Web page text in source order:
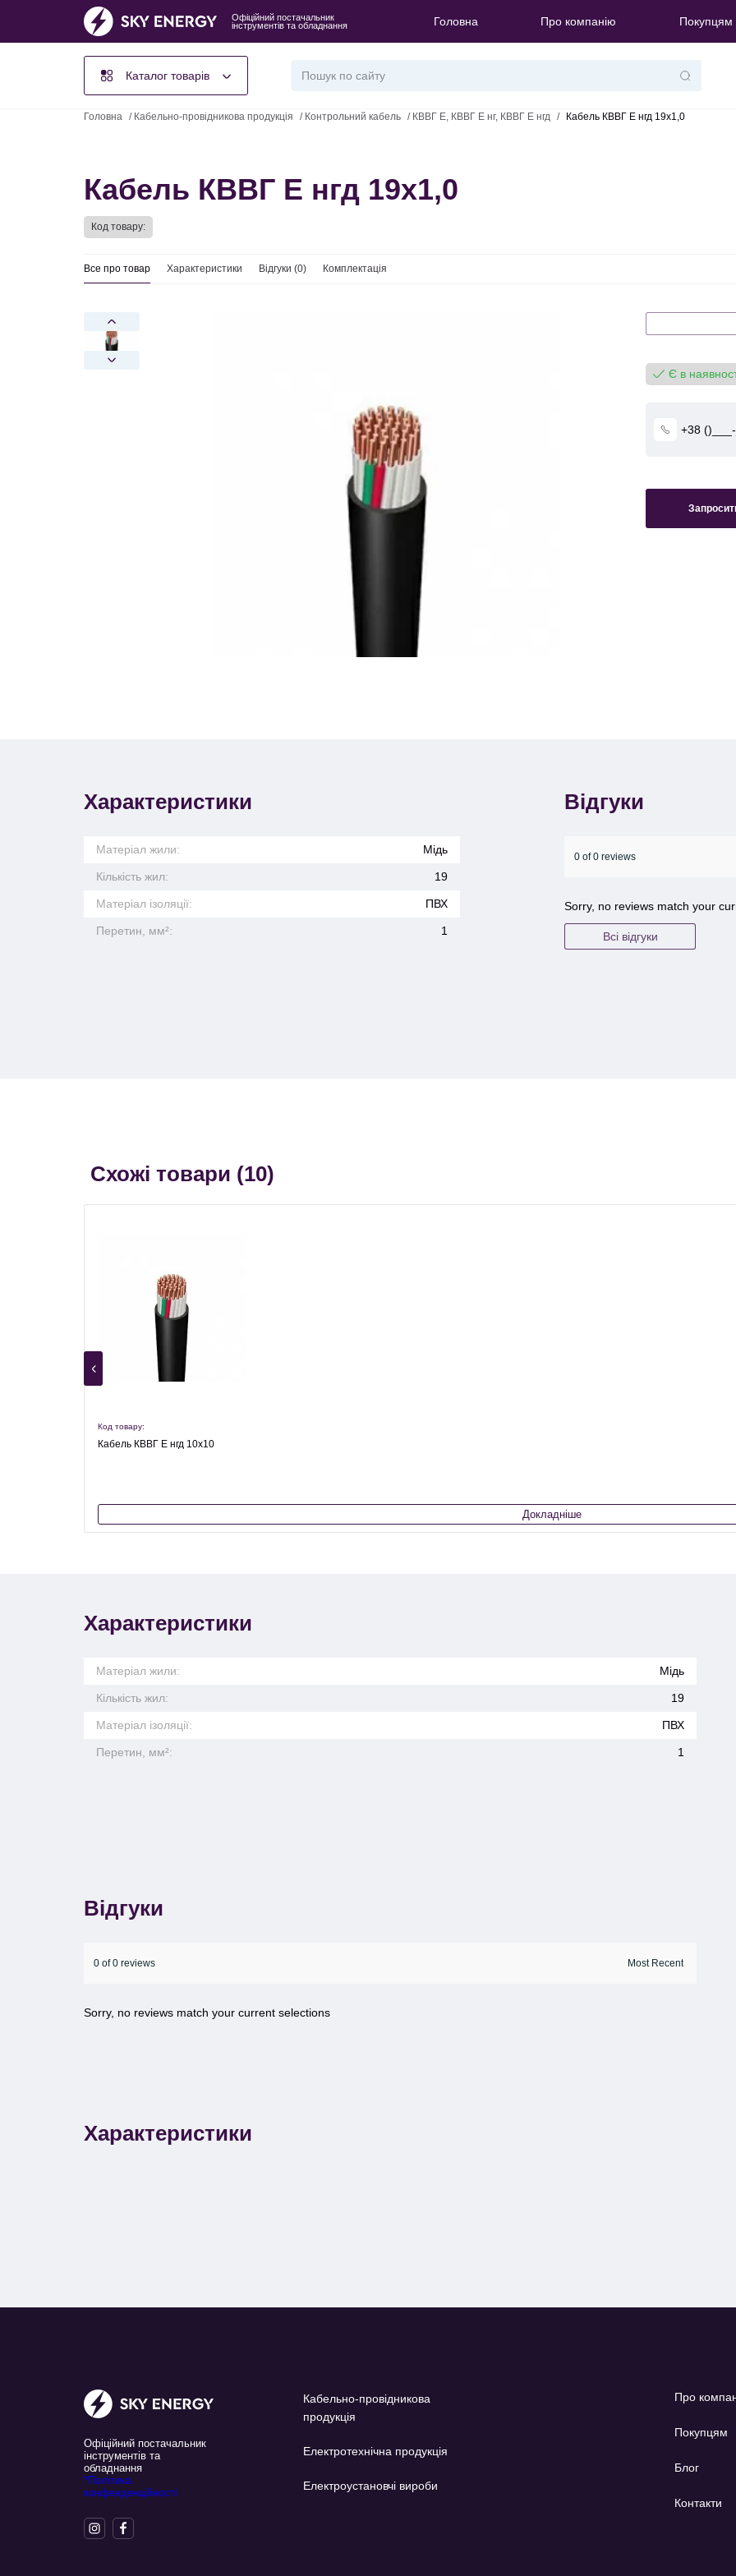
Офіційний постачальник
інструментів та обладнання
Головна Про компанію Покупцям
Каталог товарів
Головна / Кабельно-провідникова продукція / Контрольний кабель / КВВГ Е, КВВГ Е нг, КВВГ Е нгд / Кабель КВВГ Е нгд 19х1,0
Кабель КВВГ Е нгд 19х1,0
Код товару:
Все про товар Характеристики Відгуки (0) Комплектація
Є в
Характеристики
Матеріал жили: Мідь
Кількість жил: 19
Матеріал ізоляції: ПВХ
Перетин, мм²: 1
Відгуки
0 of 0 reviews
Sorry, no reviews match your
Всі відгуки
Схожі товари (10)
Код товару:
Кабель КВВГ Е нгд 10х10
Докладніше
Характеристики
Матеріал жили: Мідь
Кількість жил: 19
Матеріал ізоляції: ПВХ
Перетин, мм²: 1
Відгуки
0 of 0 reviews
Sorry, no reviews match your current selections
Характеристики
Офіційний постачальник
інструментів та
обладнання
*Політика
конфенденційності
Кабельно-провідникова
продукція
Електротехнічна продукція
Електроустановчі вироби
Про
Покупцям
Блог
Контакти